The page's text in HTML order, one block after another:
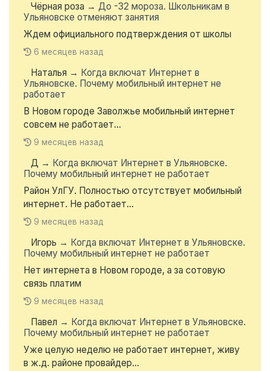
Чёрная роза → До -32 мороза. Школьникам в
Ульяновске отменяют занятия
Ждем официального подтверждения от школы
6 месяцев назад
Наталья → Когда включат Интернет в
Ульяновске. Почему мобильный интернет не
работает
В Новом городе Заволжье мобильный интернет
совсем не работает...
9 месяцев назад
Д → Когда включат Интернет в Ульяновске.
Почему мобильный интернет не работает
Район УлГУ. Полностью отсутствует мобильный
интернет. Не работает...
9 месяцев назад
Игорь → Когда включат Интернет в Ульяновске.
Почему мобильный интернет не работает
Нет интернета в Новом городе, а за сотовую
связь платим
9 месяцев назад
Павел → Когда включат Интернет в Ульяновске.
Почему мобильный интернет не работает
Уже целую неделю не работает интернет, живу
в ж.д. районе провайдер...